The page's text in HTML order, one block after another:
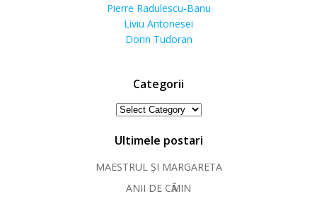
Pierre Radulescu-Banu
Liviu Antonesei
Dorin Tudoran
Categorii
Categorii
Ultimele postari
MAESTRUL ȘI MARGARETA
ANII DE CӐMIN